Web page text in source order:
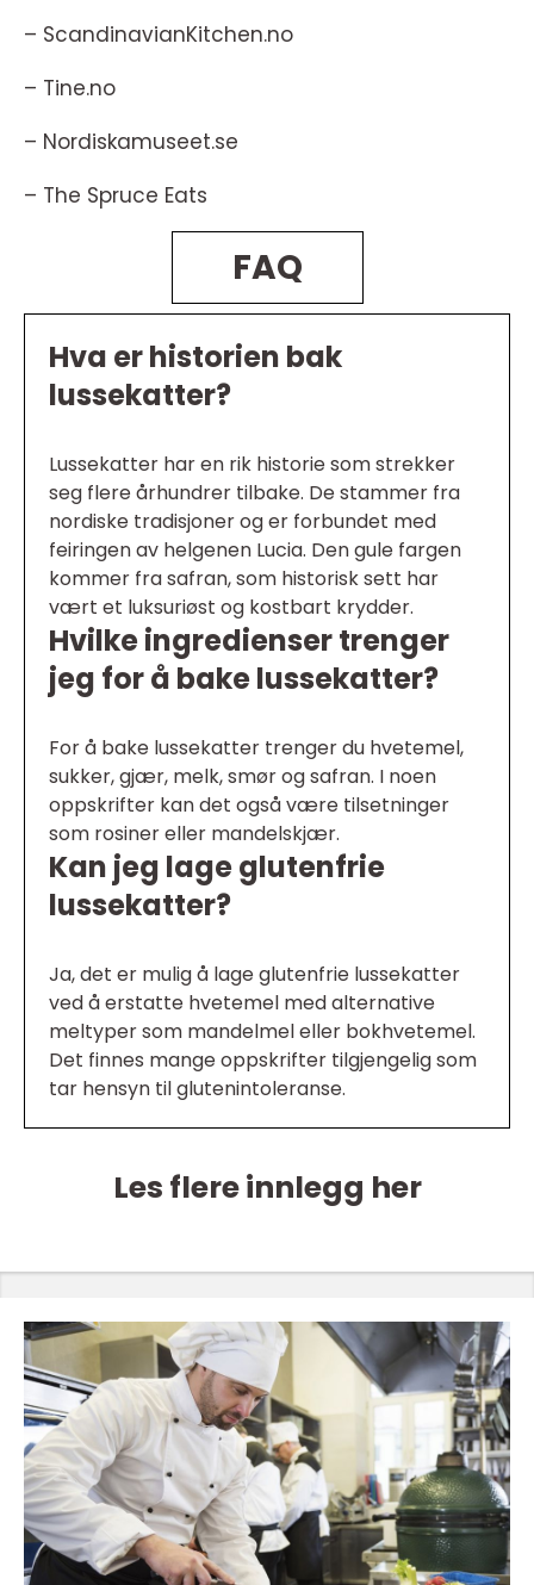
– ScandinavianKitchen.no
– Tine.no
– Nordiskamuseet.se
– The Spruce Eats
FAQ
Hva er historien bak
lussekatter?
Lussekatter har en rik historie som strekker
seg flere århundrer tilbake. De stammer fra
nordiske tradisjoner og er forbundet med
feiringen av helgenen Lucia. Den gule fargen
kommer fra safran, som historisk sett har
vært et luksuriøst og kostbart krydder.
Hvilke ingredienser trenger
jeg for å bake lussekatter?
For å bake lussekatter trenger du hvetemel,
sukker, gjær, melk, smør og safran. I noen
oppskrifter kan det også være tilsetninger
som rosiner eller mandelskjær.
Kan jeg lage glutenfrie
lussekatter?
Ja, det er mulig å lage glutenfrie lussekatter
ved å erstatte hvetemel med alternative
meltyper som mandelmel eller bokhvetemel.
Det finnes mange oppskrifter tilgjengelig som
tar hensyn til glutenintoleranse.
Les flere innlegg her